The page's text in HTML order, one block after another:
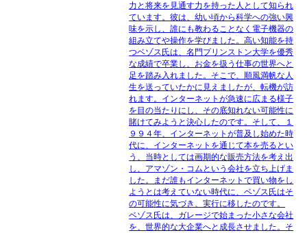
力と将来を見通す力を持った人として知られ
ています。彼は、幼い頃から科学への強い興
味を示し、誰にも教わることなく電子機器の
組み立てや操作を学びました。高い知能を持
つベゾス氏は、名門プリンストン大学を優秀
な成績で卒業し、お金を扱う仕事の世界へと
足を踏み入れました。そこで、順風満帆な人
生を送っていたかに見えましたが、転機が訪
れます。インターネットが急速に広まる様子
を目の当たりにし、その底知れない可能性に
賭けてみようと決心したのです。そして、１
９９４年、インターネットが普及し始めた時
代に、インターネットを通じて本を売るとい
う、当時としては画期的な販売方法を考え出
し、アマゾン・コムという会社を立ち上げま
した。まだ誰もインターネットで買い物をし
ようとは考えていない時代に、ベゾス氏はそ
の可能性に気づき、実行に移したのです。
ベゾス氏は、ガレージで始まった小さな会社
を、世界的な大企業へと成長させました。そ